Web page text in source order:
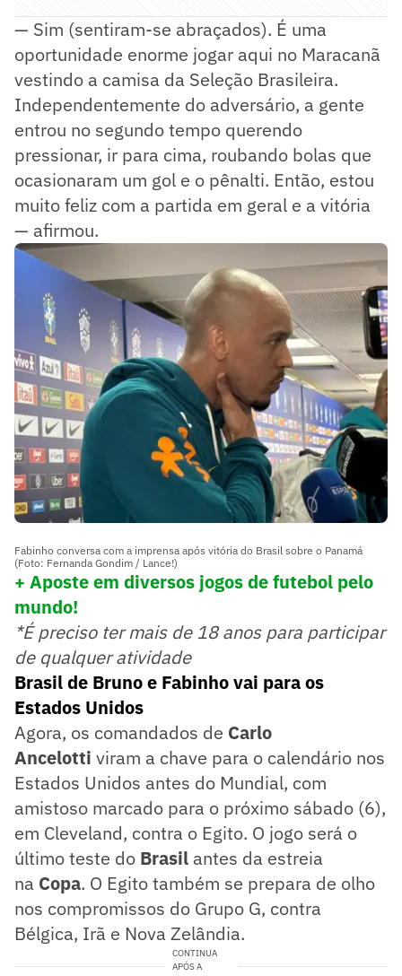
— Sim (sentiram-se abraçados). É uma
oportunidade enorme jogar aqui no Maracanã
vestindo a camisa da Seleção Brasileira.
Independentemente do adversário, a gente
entrou no segundo tempo querendo
pressionar, ir para cima, roubando bolas que
ocasionaram um gol e o pênalti. Então, estou
muito feliz com a partida em geral e a vitória
— afirmou.
Fabinho conversa com a imprensa após vitória do Brasil sobre o Panamá
(Foto: Fernanda Gondim / Lance!)
+ Aposte em diversos jogos de futebol pelo
mundo!
*É preciso ter mais de 18 anos para participar
de qualquer atividade
Brasil de Bruno e Fabinho vai para os
Estados Unidos
Agora, os comandados de Carlo
Ancelotti viram a chave para o calendário nos
Estados Unidos antes do Mundial, com
amistoso marcado para o próximo sábado (6),
em Cleveland, contra o Egito. O jogo será o
último teste do Brasil antes da estreia
na Copa. O Egito também se prepara de olho
nos compromissos do Grupo G, contra
Bélgica, Irã e Nova Zelândia.
CONTINUA
APÓS A